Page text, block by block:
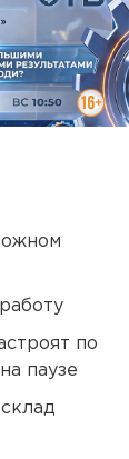
по
паузе